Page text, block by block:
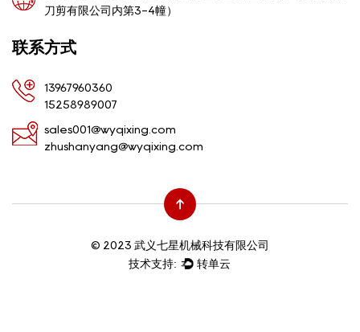
刀剪有限公司内第3-4幢）
联系方式
13967960360
15258989007
sales001@wyqixing.com
zhushanyang@wyqixing.com
© 2023 武义七星机械科技有限公司